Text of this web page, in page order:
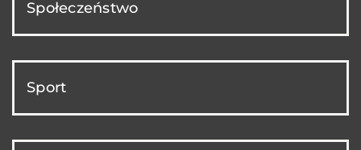
Społeczeństwo
Sport